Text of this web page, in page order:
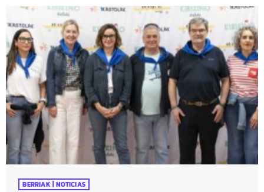
BERRIAK | NOTICIAS